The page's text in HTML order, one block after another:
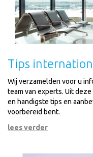
Tips
Wij verzamelden voor u
team van experts. Uit
en handigste tips en
voorbereid bent.
lees verder